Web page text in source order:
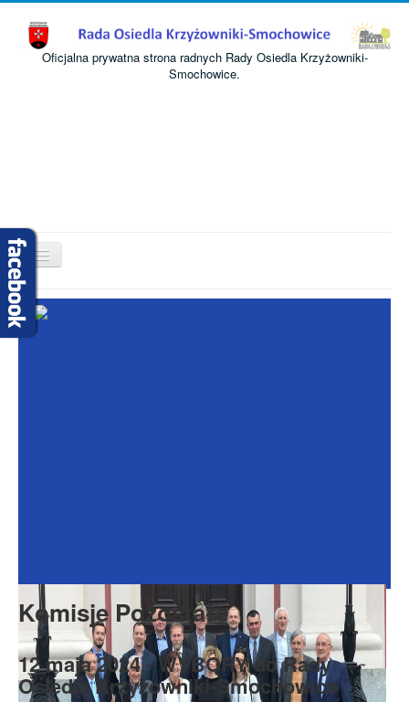
Oficjalna prywatna strona radnych Rady Osiedla Krzyżowniki-
Smochowice.
Przełącz
nawigację
Start
O nas
Rada Seniorów
Komisje Pozostałe
12 maja 2024 - WYBORY do Rady
Osiedla Krzyżowniki-Smochowice